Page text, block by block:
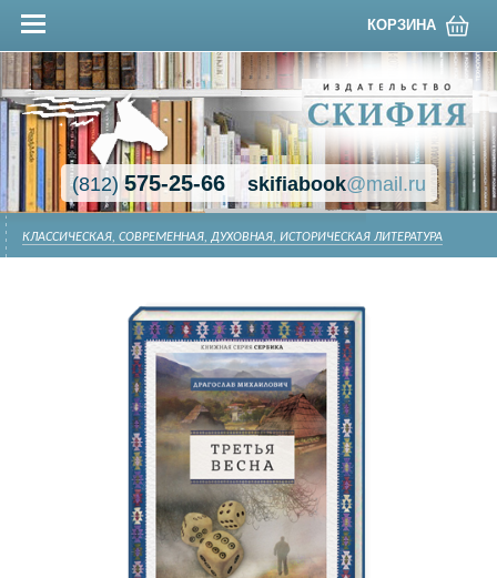
КОРЗИНА
(812)575-25-66 skifiabook@mail.ru
КЛАССИЧЕСКАЯ, СОВРЕМЕННАЯ, ДУХОВНАЯ, ИСТОРИЧЕСКАЯ ЛИТЕРАТУРА